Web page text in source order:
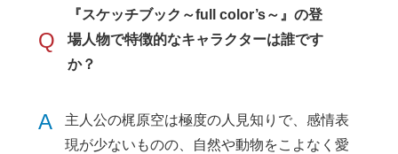
Q
『スケッチブック～full color’s～』の登
場人物で特徴的なキャラクターは誰です
か？
A
主人公の梶原空は極度の人見知りで、感情表
現が少ないものの、自然や動物をこよなく愛